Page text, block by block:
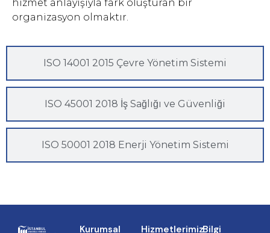
ISO 14001 2015 Çevre Yönetim Sistemi
ISO 45001 2018 İş Sağlığı ve Güvenliği
ISO 50001 2018 Enerji Yönetim Sistemi
hizmet anlayışıyla fark oluşturan bir
organizasyon olmaktır.
Kurumsal HizmetlerimizBilgi